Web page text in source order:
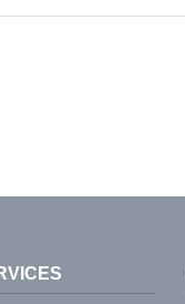
接触させるため、
やフォルマリン
験は経費がかかり